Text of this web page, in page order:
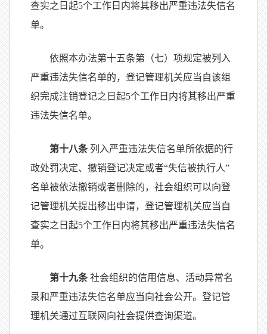
查实之日起5个工作日内将其移出严重违法失信名
单。
依照本办法第十五条第（七）项规定被列入
严重违法失信名单的，登记管理机关应当自该组
织完成注销登记之日起5个工作日内将其移出严重
违法失信名单。
第十八条列入严重违法失信名单所依据的行
政处罚决定、撤销登记决定或者“失信被执行人”
名单被依法撤销或者删除的，社会组织可以向登
记管理机关提出移出申请，登记管理机关应当自
查实之日起5个工作日内将其移出严重违法失信名
单。
第十九条社会组织的信用信息、活动异常名
录和严重违法失信名单应当向社会公开。登记管
理机关通过互联网向社会提供查询渠道。